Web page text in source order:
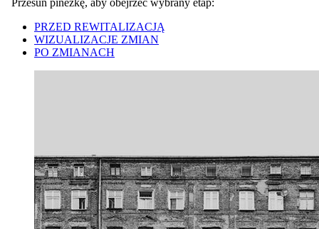
Przesuń pinezkę, aby obejrzeć wybrany etap:
PRZED REWITALIZACJĄ
WIZUALIZACJE ZMIAN
PO ZMIANACH